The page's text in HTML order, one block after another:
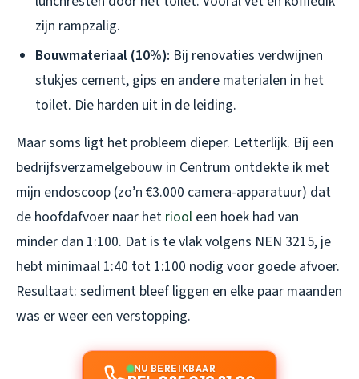
zijn rampzalig.
Bouwmateriaal (10%): Bij renovaties verdwijnen
stukjes cement, gips en andere materialen in het
toilet. Die harden uit in de leiding.
Maar soms ligt het probleem dieper. Letterlijk. Bij een
bedrijfsverzamelgebouw in Centrum ontdekte ik met
mijn endoscoop (zo’n €3.000 camera-apparatuur) dat
de hoofdafvoer naar het riool een hoek had van
minder dan 1:100. Dat is te vlak volgens NEN 3215, je
hebt minimaal 1:40 tot 1:100 nodig voor goede afvoer.
Resultaat: sediment bleef liggen en elke paar maanden
was er weer een verstopping.
NU BEREIKBAAR